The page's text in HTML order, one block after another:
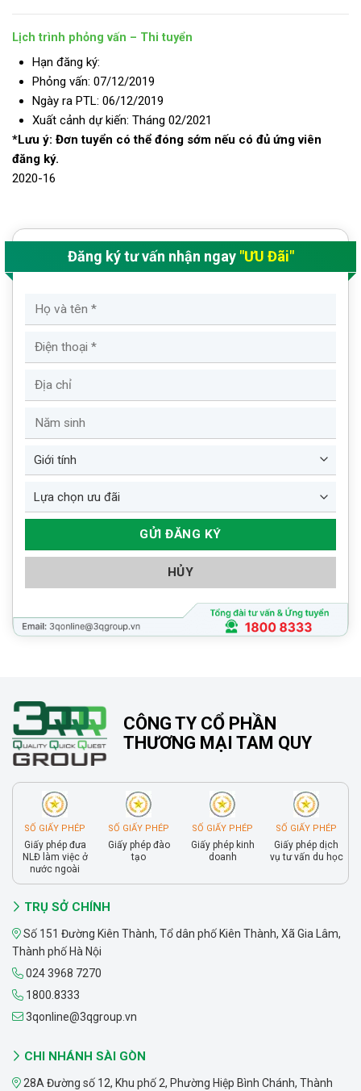
Lịch trình phỏng vấn – Thi tuyển
Hạn đăng ký:
Phỏng vấn: 07/12/2019
Ngày ra PTL: 06/12/2019
Xuất cảnh dự kiến: Tháng 02/2021
*Lưu ý: Đơn tuyển có thể đóng sớm nếu có đủ ứng viên
đăng ký.
2020-16
Đăng ký tư vấn nhận ngay "ƯU Đãi"
HỦY
CÔNG TY CỔ PHẦN
THƯƠNG MẠI TAM QUY
SỐ GIẤY PHÉP
Giấy phép đưa
NLĐ làm việc ở
nước ngoài
SỐ GIẤY PHÉP
Giấy phép đào
tạo
SỐ GIẤY PHÉP
Giấy phép kinh
doanh
SỐ GIẤY PHÉP
Giấy phép dịch
vụ tư vấn du học
TRỤ SỞ CHÍNH
Số 151 Đường Kiên Thành, Tổ dân phố Kiên Thành, Xã Gia Lâm,
Thành phố Hà Nội
024 3968 7270
1800.8333
3qonline@3qgroup.vn
CHI NHÁNH SÀI GÒN
28A Đường số 12, Khu phố 2, Phường Hiệp Bình Chánh, Thành